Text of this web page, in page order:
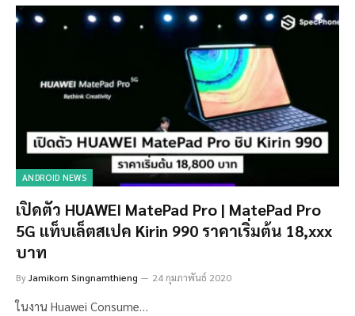
ANDROID NEWS
เปิดตัว HUAWEI MatePad Pro | MatePad Pro
5G แท็บเล็ตสเปค Kirin 990 ราคาเริ่มต้น 18,xxx
บาท
ByJamikorn Singnamthieng 24 กุมภาพันธ์ 2020
ในงาน Huawei Consume…